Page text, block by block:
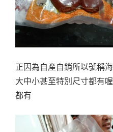
正因為自產自銷所以號稱
大中小甚至特別尺寸都有
都有